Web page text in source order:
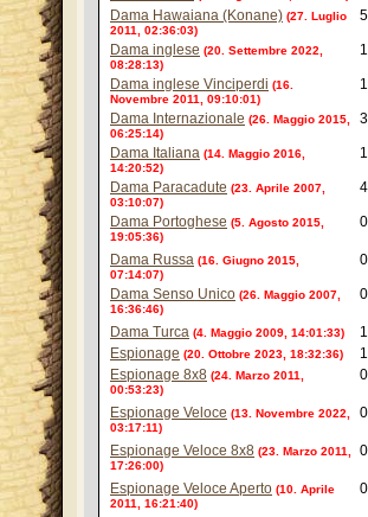
Dama Hawaiana (Konane) (27. Luglio
2011, 02:36:03)
5
Dama inglese (20. Settembre 2022,
08:28:13)
Dama inglese Vinciperdi (16.
Novembre 2011, 09:10:01)
Dama Internazionale (26. Maggio 2015,
06:25:14)
3
Dama Italiana (14. Maggio 2016,
14:20:52)
1
Dama Paracadute (23. Aprile 2007,
03:10:07)
4
Dama Portoghese (5. Agosto 2015,
19:05:36)
0
Dama Russa (16. Giugno 2015,
07:14:07)
0
Dama Senso Unico (26. Maggio 2007,
16:36:46)
0
Dama Turca (4. Maggio 2009, 14:01:33)
1
Espionage (20. Ottobre 2023, 18:32:36)
1
Espionage 8x8 (24. Marzo 2011,
00:53:23)
0
Espionage Veloce (13. Novembre 2022,
03:17:11)
0
Espionage Veloce 8x8 (23. Marzo 2011,
17:26:00)
0
Espionage Veloce Aperto (10. Aprile
2011, 16:21:40)
0